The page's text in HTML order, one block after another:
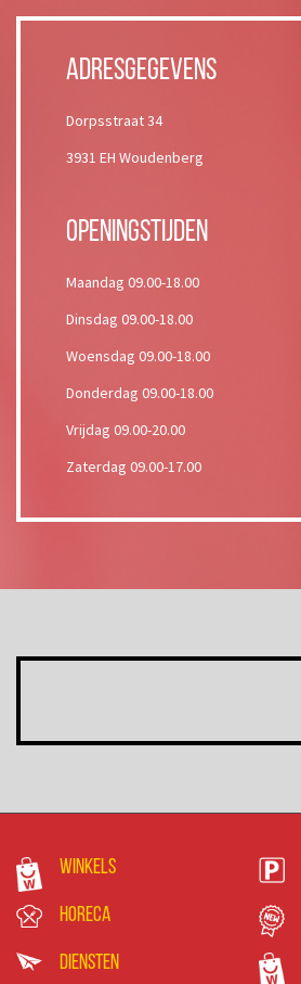
Adresgegevens
Dorpsstraat 34
3931 EH Woudenberg
Openingstijden
Maandag 09.00-18.00
Dinsdag 09.00-18.00
Woensdag 09.00-18.00
Donderdag 09.00-18.00
Vrijdag 09.00-20.00
Zaterdag 09.00-17.00
Winkels
Horeca
Diensten